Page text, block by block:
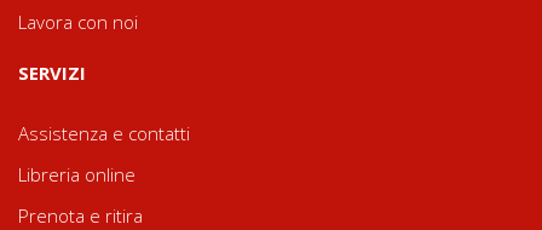
Lavora con noi
SERVIZI
Assistenza e contatti
Libreria online
Prenota e ritira